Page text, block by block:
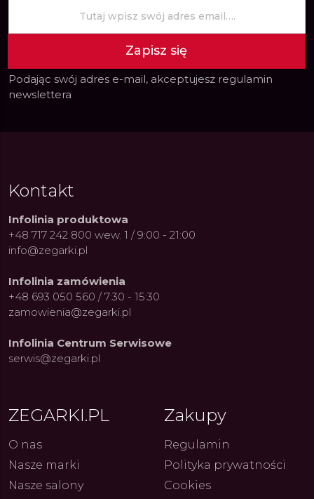
Zapisz się
Podając swój adres e-mail, akceptujesz regulamin
newslettera
Kontakt
Infolinia produktowa
+48 717 242 800 wew. 1 / 9:00 - 21:00
info@zegarki.pl
Infolinia zamówienia
+48 693 050 560 / 7:30 - 15:30
zamowienia@zegarki.pl
Infolinia Centrum Serwisowe
serwis@zegarki.pl
ZEGARKI.PL
O nas
Nasze marki
Nasze salony
Zakupy
Regulamin
Polityka prywatności
Cookies